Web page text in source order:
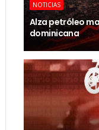
NOTICIAS
Alza petróleo
dominicana